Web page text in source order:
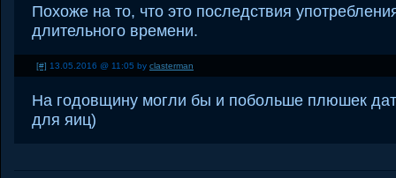
Похоже на то, что это последствия
длительного времени.
[#] 13.05.2016 @ 11:05 by clasterman
На годовщину могли бы и побольше плюшек
для яиц)